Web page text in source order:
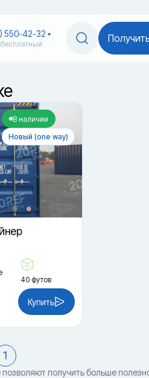
550-42-32
В наличии
Новый (one way)
40 футов
Купить
1
получить больше